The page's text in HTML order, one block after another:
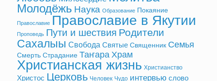
Молодёжь Наука Образование Покаяние
Православие Православие в Якутии
Проповедь Пути и шествия Родители
Сахалыы Свобода Святые Священник Семья
Смерть Страдание Таҥара Храм
Христианская жизнь Христианство
Христос Церковь Человек Чудо интервью слово